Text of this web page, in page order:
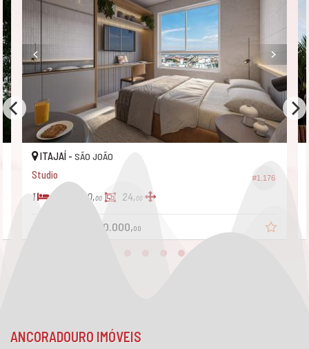
#1.176
ITAJAÍ -SÃO JOÃO
Studio
1 40,00 24, 00
R$ 400.000,00
ANCORADOURO IMÓVEIS